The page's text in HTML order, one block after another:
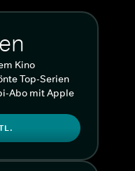
Kino
Top-Serien
Abo mit Apple